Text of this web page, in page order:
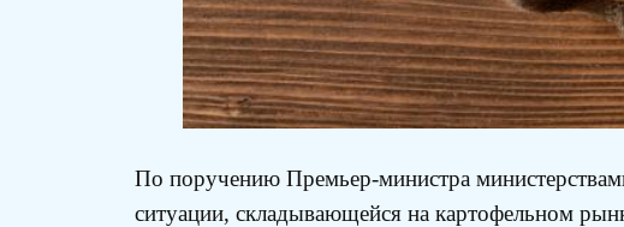
По поручению Премьер-министра
ситуации, складывающейся на картофельном